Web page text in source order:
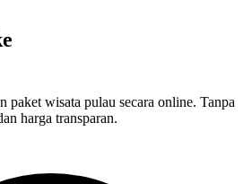
paket wisata pulau secara online. Tanpa
harga transparan.